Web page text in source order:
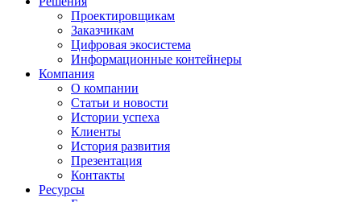
Проектировщикам
Заказчикам
Цифровая экосистема
Информационные контейнеры
Компания
О компании
Статьи и новости
Истории успеха
Клиенты
История развития
Презентация
Контакты
Ресурсы